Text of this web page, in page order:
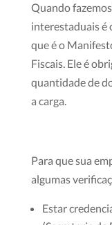
Quando
interestaduais é
que é o
Fiscais. Ele é
quantidade de
a carga.
Para que sua
algumas
Estar